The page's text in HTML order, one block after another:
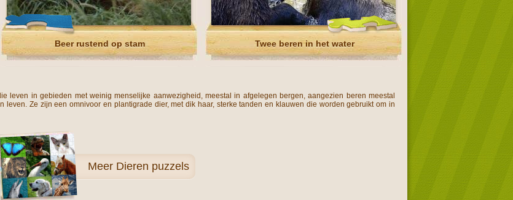
Beer rustend op stam Twee beren in het water
leven in gebieden met weinig menselijke aanwezigheid, meestal in afgelegen bergen, aangezien beren meestal
Ze zijn een omnivoor en plantigrade dier, met dik haar, sterke tanden en klauwen die worden gebruikt om in
Meer Dieren puzzels